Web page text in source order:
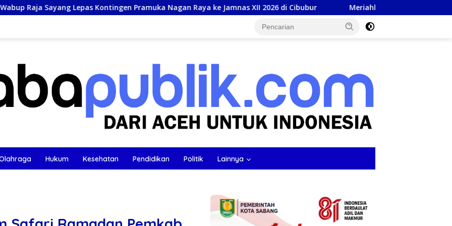
Kontingen Pramuka Nagan Raya ke Jamnas XII 2026 di Cibubur Meriahkan HUT Ke-81 RI, Polda Aceh Gelar Lomba
Hukum Kesehatan Pendidikan Politik Lainnya